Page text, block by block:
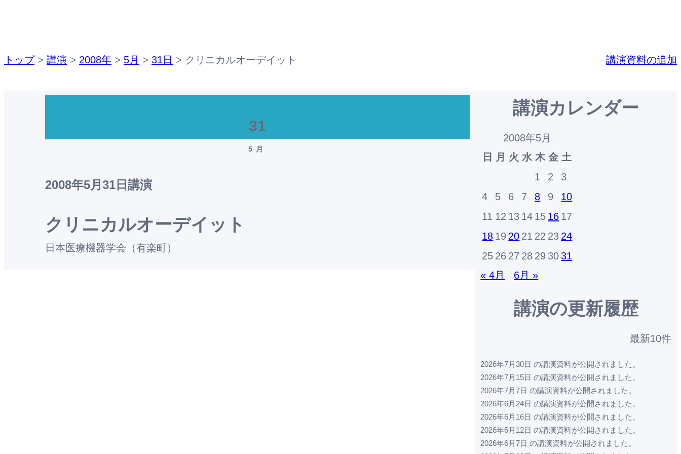
トップ> 講演 > 2008年 > 5月 > 31日 > クリニカルオーデイット 講演資料の追加
31
5月
2008年5月31日 講演
クリニカルオーデイット
日本医療機器学会（有楽町）
講演カレンダー
2008年5月
日
月 火 水 木 金 土
1
2
3
4
5 6 7 8 9
10
11 12 13 14 15 16 17
18 19 20 21 22 23 24
25 26 27 28 29 3031
« 4月
6月 »
講演の更新履歴
最新10件
2026年7月30日 の講演資料が公開されました。
2026年7月15日 の講演資料が公開されました。
2026年7月7日 の講演資料が公開されました。
2026年6月24日 の講演資料が公開されました。
2026年6月16日 の講演資料が公開されました。
2026年6月12日 の講演資料が公開されました。
2026年6月7日 の講演資料が公開されました。